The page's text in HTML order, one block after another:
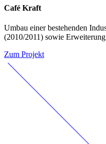
Café Kraft
Umbau einer bestehenden
(2010/2011) sowie
Zum Projekt